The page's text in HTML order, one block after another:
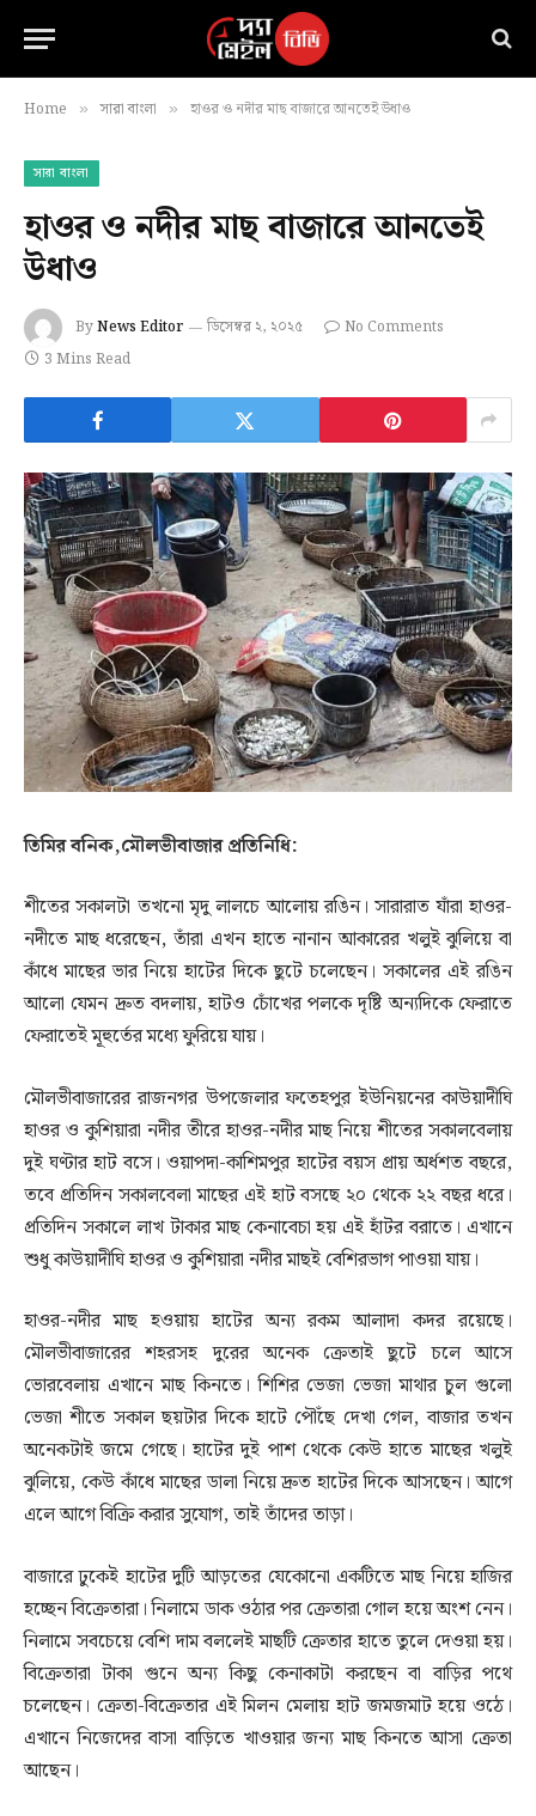
Home » সারা বাংলা » হাওর ও নদীর মাছ বাজারে আনতেই উধাও
সারা বাংলা
হাওর ও নদীর মাছ বাজারে আনতেই
উধাও
ByNews Editor ডিসেম্বর ২, ২০২৫
No Comments
3 Mins Read
তিমির বনিক,মৌলভীবাজার প্রতিনিধি:
শীতের সকালটা তখনো মৃদু লালচে আলোয় রঙিন। সারারাত যাঁরা হাওর-
নদীতে মাছ ধরেছেন, তাঁরা এখন হাতে নানান আকারের খলুই ঝুলিয়ে বা
কাঁধে মাছের ভার নিয়ে হাটের দিকে ছুটে চলেছেন। সকালের এই রঙিন
আলো যেমন দ্রুত বদলায়, হাটও চোঁখের পলকে দৃষ্টি অন্যদিকে ফেরাতে
ফেরাতেই মূহুর্তের মধ্যে ফুরিয়ে যায়।
মৌলভীবাজারের রাজনগর উপজেলার ফতেহপুর ইউনিয়নের কাউয়াদীঘি
হাওর ও কুশিয়ারা নদীর তীরে হাওর-নদীর মাছ নিয়ে শীতের সকালবেলায়
দুই ঘণ্টার হাট বসে। ওয়াপদা-কাশিমপুর হাটের বয়স প্রায় অর্ধশত বছরে,
তবে প্রতিদিন সকালবেলা মাছের এই হাট বসছে ২০ থেকে ২২ বছর ধরে।
প্রতিদিন সকালে লাখ টাকার মাছ কেনাবেচা হয় এই হাঁটর বরাতে। এখানে
শুধু কাউয়াদীঘি হাওর ও কুশিয়ারা নদীর মাছই বেশিরভাগ পাওয়া যায়।
হাওর-নদীর মাছ হওয়ায় হাটের অন্য রকম আলাদা কদর রয়েছে।
মৌলভীবাজারের শহরসহ দুরের অনেক ক্রেতাই ছুটে চলে আসে
ভোরবেলায় এখানে মাছ কিনতে। শিশির ভেজা ভেজা মাথার চুল গুলো
ভেজা শীতে সকাল ছয়টার দিকে হাটে পৌঁছে দেখা গেল, বাজার তখন
অনেকটাই জমে গেছে। হাটের দুই পাশ থেকে কেউ হাতে মাছের খলুই
ঝুলিয়ে, কেউ কাঁধে মাছের ডালা নিয়ে দ্রুত হাটের দিকে আসছেন। আগে
এলে আগে বিক্রি করার সুযোগ, তাই তাঁদের তাড়া।
বাজারে ঢুকেই হাটের দুটি আড়তের যেকোনো একটিতে মাছ নিয়ে হাজির
হচ্ছেন বিক্রেতারা। নিলামে ডাক ওঠার পর ক্রেতারা গোল হয়ে অংশ নেন।
নিলামে সবচেয়ে বেশি দাম বললেই মাছটি ক্রেতার হাতে তুলে দেওয়া হয়।
বিক্রেতারা টাকা গুনে অন্য কিছু কেনাকাটা করছেন বা বাড়ির পথে
চলেছেন। ক্রেতা-বিক্রেতার এই মিলন মেলায় হাট জমজমাট হয়ে ওঠে।
এখানে নিজেদের বাসা বাড়িতে খাওয়ার জন্য মাছ কিনতে আসা ক্রেতা
আছেন।